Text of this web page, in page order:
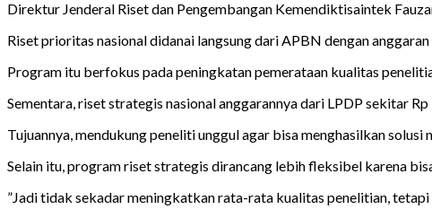
Direktur Jenderal Riset dan Pengembangan Kemendiktisaintek
Riset prioritas nasional didanai langsung dari APBN dengan
Program itu berfokus pada peningkatan pemerataan kualitas
Sementara, riset strategis nasional anggarannya dari LPDP sekitar
Tujuannya, mendukung peneliti unggul agar bisa menghasilkan solusi
Selain itu, program riset strategis dirancang lebih fleksibel karena
”Jadi tidak sekadar meningkatkan rata-rata kualitas penelitian,